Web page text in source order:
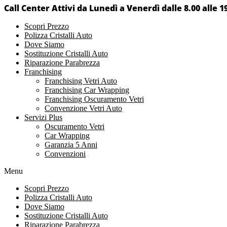
Call Center Attivi da Lunedì a Venerdì dalle 8.00 alle
Scopri Prezzo
Polizza Cristalli Auto
Dove Siamo
Sostituzione Cristalli Auto
Riparazione Parabrezza
Franchising
Franchising Vetri Auto
Franchising Car Wrapping
Franchising Oscuramento Vetri
Convenzione Vetri Auto
Servizi Plus
Oscuramento Vetri
Car Wrapping
Garanzia 5 Anni
Convenzioni
Menu
Scopri Prezzo
Polizza Cristalli Auto
Dove Siamo
Sostituzione Cristalli Auto
Riparazione Parabrezza